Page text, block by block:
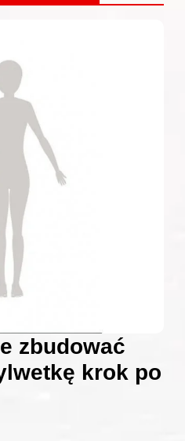
zbudować
krok po